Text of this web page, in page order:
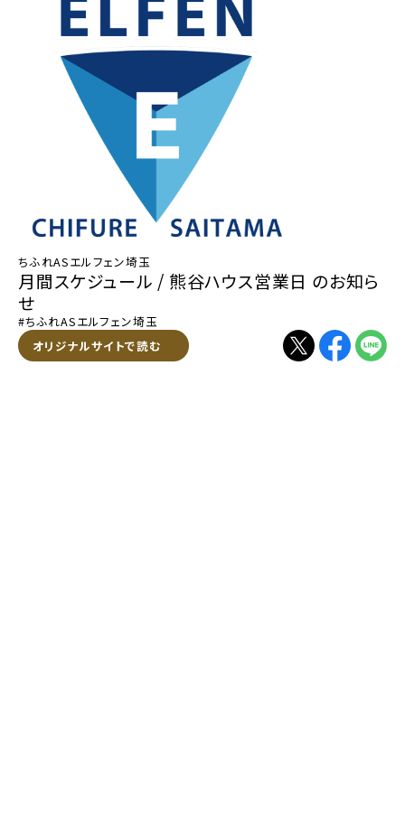
ちふれASエルフェン埼玉
月間スケジュール / 熊谷ハウス営業日 のお知ら
せ
#ちふれASエルフェン埼玉
オリジナルサイトで読む別ウィンドウで開く